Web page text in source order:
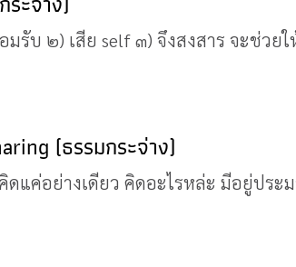
รับ ๒) เสีย self ๓) จึงสงสาร จะช่วยใ
(ธรรมกระจ่าง)
แค่อย่างเดียว คิดอะไรหล่ะ มีอยู่ปร